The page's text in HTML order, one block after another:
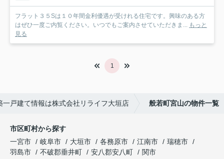
フラット３５Sは１０年間金利優遇が受けれる住宅です。興味のある方
はぜひ一度ご内覧ください。いつでもご案内させていただきま... もっと
見る
1
戸建て情報は株式会社リライフ大垣店 般若町宮山の物件一覧
市区町村から探す
一宮市
岐阜市 大垣市 各務原市 江南市
瑞穂市
羽島市
不破郡垂井町 安八郡安八町
関市